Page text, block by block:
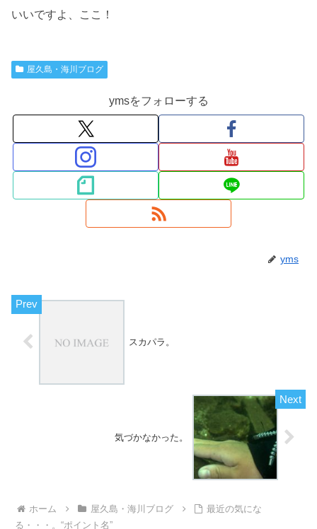
いいですよ、ここ！
屋久島・海川ブログ
ymsをフォローする
yms
スカパラ。
気づかなかった。
ホーム 屋久島・海川ブログ
最近の気にな
る・・・。“ポイント名”